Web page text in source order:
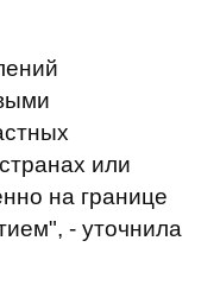
или
на границе
- уточнила